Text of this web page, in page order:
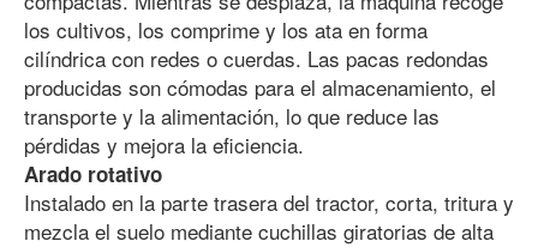
los cultivos, los comprime y los ata en forma
cilíndrica con redes o cuerdas. Las pacas redondas
producidas son cómodas para el almacenamiento, el
transporte y la alimentación, lo que reduce las
pérdidas y mejora la eficiencia.
Arado rotativo
Instalado en la parte trasera del tractor, corta, tritura y
mezcla el suelo mediante cuchillas giratorias de alta